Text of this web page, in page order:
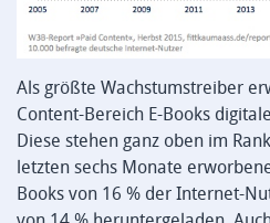
Als größte Wachstumstreiber
Content-Bereich E-Books
Diese stehen ganz oben im
letzten sechs Monate
Books von 16 % der Internet-